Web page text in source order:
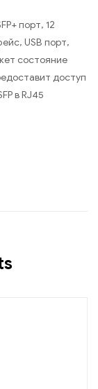
порт, 12
USB порт,
состояние
доступ
в RJ45